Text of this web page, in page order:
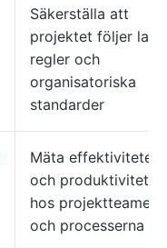
Säkerställa att
projektet följer
regler och
organisatoriska
standarder
Mäta effektiviteten
och produktiviteten
hos projektteamet
och processerna